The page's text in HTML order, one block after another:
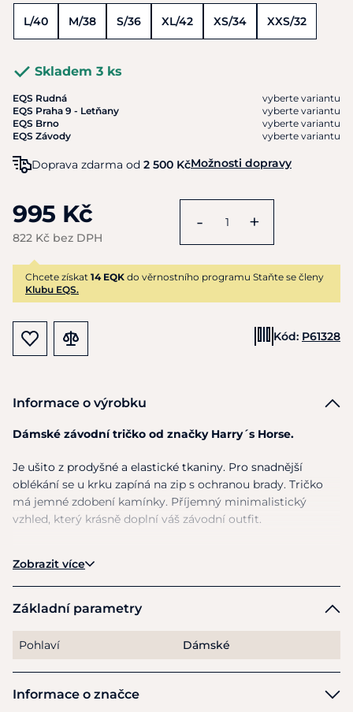
L/40 M/38 S/36 XL/42 XS/34 XXS/32
Skladem 3 ks
EQS Rudná
vyberte variantu
EQS Praha 9 - Letňany
vyberte variantu
EQS Brno
vyberte variantu
EQS Závody
vyberte variantu
Doprava zdarma od 2 500 KčMožnosti dopravy
995 Kč
822 Kč bez DPH
- +
Chcete získat 14 EQK do věrnostního programu Staňte se členy
Klubu EQS.
Kód: P61328
Informace o výrobku
Dámské závodní tričko od značky Harry´s Horse.
Je ušito z prodyšné a elastické tkaniny. Pro snadnější
oblékání se u krku zapíná na zip s ochranou brady. Tričko
má jemné zdobení kamínky. Příjemný minimalistický
vzhled, který krásně doplní váš závodní outfit.
Pokyny k péči: Lze prát na 30 stupňů Celsia.
Zobrazit více
Základní parametry
Pohlaví Dámské
Informace o značce